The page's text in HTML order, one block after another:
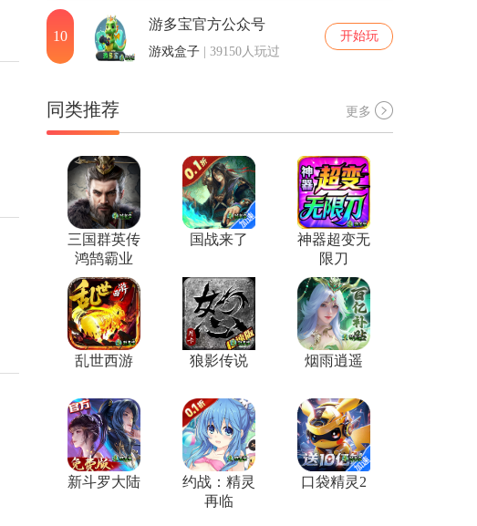
10
游多宝官方公众号
游戏盒子 | 39150人玩过
开始玩
同类推荐 更多
三国群英传
鸿鹄霸业
国战来了
神器超变无
限刀
乱世西游 狼影传说 烟雨逍遥
新斗罗大陆
约战：精灵
再临
口袋精灵2